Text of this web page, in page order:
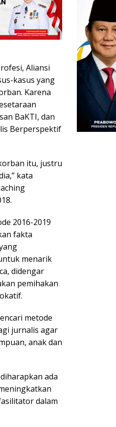
Aliansi
kasus yang
Karena
BaKTI, dan
Berperspektif
itu, justru
kata
2016-2019
fakta
menarik
didengar
pemihakan
metode
jurnalis agar
anak dan
ada
dalam